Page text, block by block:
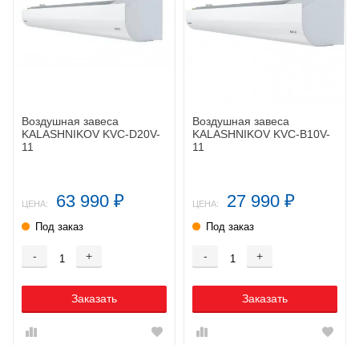
Воздушная завеса
KALASHNIKOV KVC-D20V-
11
ЦЕНА: 63 990 ₽
Под заказ
- +
Заказать
Воздушная завеса
KALASHNIKOV KVС-B10V-
11
ЦЕНА: 27 990 ₽
Под заказ
- +
Заказать